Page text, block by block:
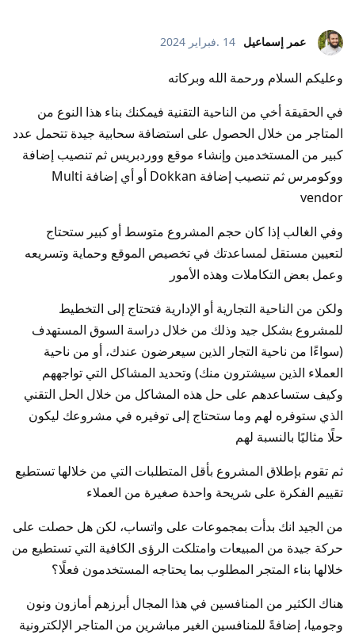
عمر إسماعيل 14 .فبراير 2024
وعليكم السلام ورحمة الله وبركاته
في الحقيقة أخي من الناحية التقنية فيمكنك بناء هذا النوع من
المتاجر من خلال الحصول على استضافة سحابية جيدة تتحمل عدد
كبير من المستخدمين وإنشاء موقع ووردبريس ثم تنصيب إضافة
ووكومرس ثم تنصيب إضافة Dokkan أو أي إضافة Multi
vendor
وفي الغالب إذا كان حجم المشروع متوسط أو كبير ستحتاج
لتعيين مستقل لمساعدتك في تخصيص الموقع وحماية وتسريعه
وعمل بعض التكاملات وهذه الأمور
ولكن من الناحية التجارية أو الإدارية فتحتاج إلى التخطيط
للمشروع بشكل جيد وذلك من خلال دراسة السوق المستهدف
(سواءًا من ناحية التجار الذين سيعرضون عندك، أو من ناحية
العملاء الذين سيشترون منك) وتحديد المشاكل التي تواجههم
وكيف ستساعدهم على حل هذه المشاكل من خلال الحل التقني
الذي ستوفره لهم وما ستحتاج إلى توفيره في مشروعك ليكون
حلًا مثاليًا بالنسبة لهم
ثم تقوم بإطلاق المشروع بأقل المتطلبات التي من خلالها تستطيع
تقييم الفكرة على شريحة واحدة صغيرة من العملاء
من الجيد انك بدأت بمجموعات على واتساب، لكن هل حصلت على
حركة جيدة من المبيعات وامتلكت الرؤى الكافية التي تستطيع من
خلالها بناء المتجر المطلوب بما يحتاجه المستخدمون فعلًا؟
هناك الكثير من المنافسين في هذا المجال أبرزهم أمازون ونون
وجوميا، إضافةً للمنافسين الغير مباشرين من المتاجر الإلكترونية